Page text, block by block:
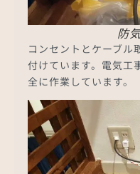
防
コンセントとケーブル
付けています。電気工
全に作業しています。